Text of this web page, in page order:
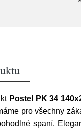
Postel PK 34
pro všechny
spaní.